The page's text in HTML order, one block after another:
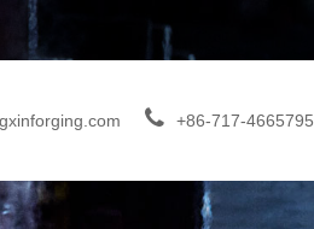
+86-717-4665795